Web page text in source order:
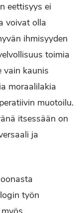
eettisyys ei
voivat olla
ihmisyyden
toimia
vain kaunis
moraalilakia
muotoilu.
itsessään on
ja
työn